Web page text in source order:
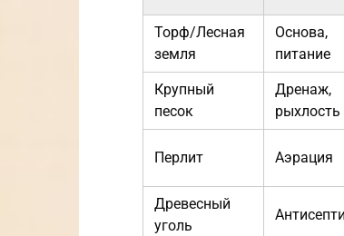
Торф/Лесная
земля
Основа,
питание
Крупный
песок
Дренаж,
рыхлость
Перлит Аэрация
Древесный
уголь